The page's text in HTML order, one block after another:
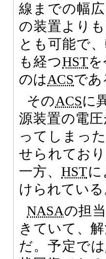
線までの幅
の装置より
とも可能で
も経つHST
のはACSであ
そのACSに
源装置の電
ってしまっ
せられてお
一方、HST
けられている
NASAの担
きていて、
だ。予定では